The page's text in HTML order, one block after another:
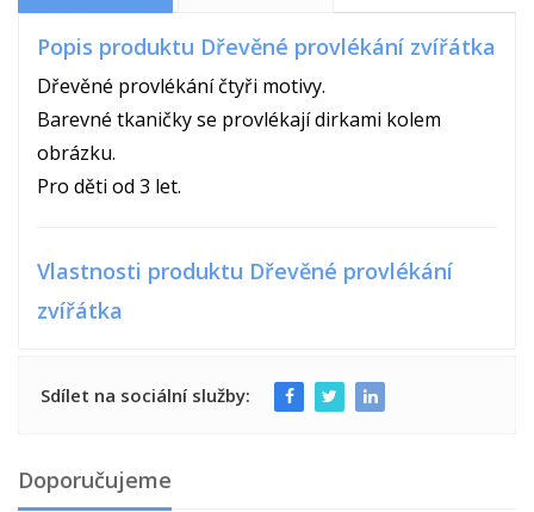
Popis produktu Dřevěné provlékání zvířátka
Dřevěné provlékání čtyři motivy.
Barevné tkaničky se provlékají dirkami kolem
obrázku.
Pro děti od 3 let.
Vlastnosti produktu Dřevěné provlékání
zvířátka
Sdílet na sociální služby:
Doporučujeme